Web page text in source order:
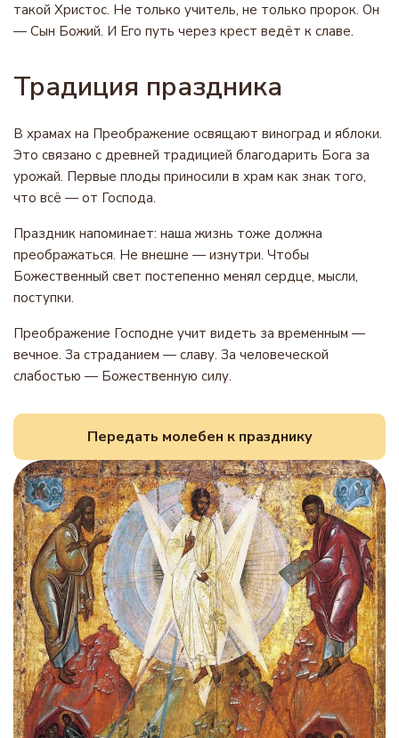
такой Христос. Не только учитель, не только пророк. Он
— Сын Божий. И Его путь через крест ведёт к славе.
Традиция праздника
В храмах на Преображение освящают виноград и яблоки.
Это связано с древней традицией благодарить Бога за
урожай. Первые плоды приносили в храм как знак того,
что всё — от Господа.
Праздник напоминает: наша жизнь тоже должна
преображаться. Не внешне — изнутри. Чтобы
Божественный свет постепенно менял сердце, мысли,
поступки.
Преображение Господне учит видеть за временным —
вечное. За страданием — славу. За человеческой
слабостью — Божественную силу.
Передать молебен к празднику